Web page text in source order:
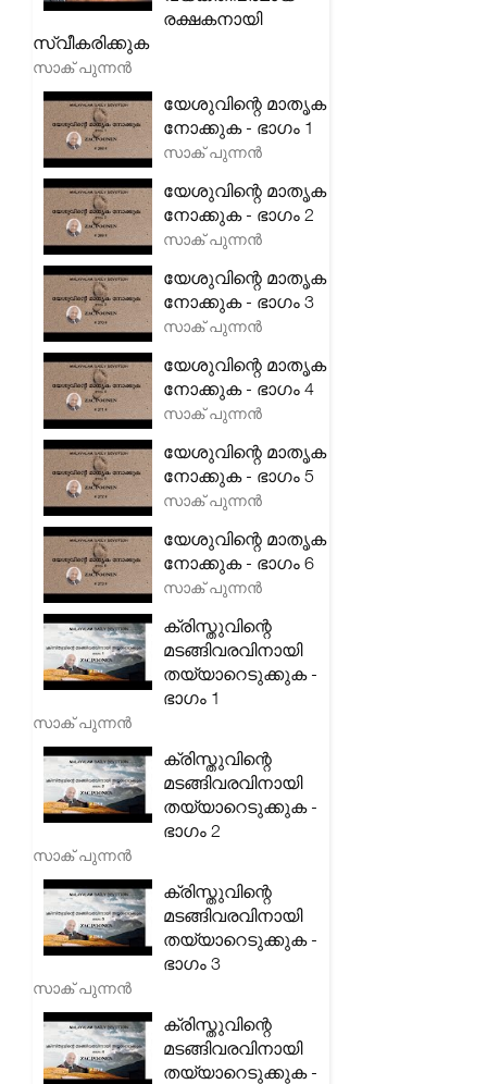
രക്ഷകനായി
സ്വീകരിക്കുക
സാക് പുന്നൻ
യേശുവിന്റെ മാതൃക
നോക്കുക - ഭാഗം 1
സാക് പുന്നൻ
യേശുവിന്റെ മാതൃക
നോക്കുക - ഭാഗം 2
സാക് പുന്നൻ
യേശുവിന്റെ മാതൃക
നോക്കുക - ഭാഗം 3
സാക് പുന്നൻ
യേശുവിന്റെ മാതൃക
നോക്കുക - ഭാഗം 4
സാക് പുന്നൻ
യേശുവിന്റെ മാതൃക
നോക്കുക - ഭാഗം 5
സാക് പുന്നൻ
യേശുവിന്റെ മാതൃക
നോക്കുക - ഭാഗം 6
സാക് പുന്നൻ
ക്രിസ്തുവിന്റെ
മടങ്ങിവരവിനായി
തയ്യാറെടുക്കുക -
ഭാഗം 1
സാക് പുന്നൻ
ക്രിസ്തുവിന്റെ
മടങ്ങിവരവിനായി
തയ്യാറെടുക്കുക -
ഭാഗം 2
സാക് പുന്നൻ
ക്രിസ്തുവിന്റെ
മടങ്ങിവരവിനായി
തയ്യാറെടുക്കുക -
ഭാഗം 3
സാക് പുന്നൻ
ക്രിസ്തുവിന്റെ
മടങ്ങിവരവിനായി
തയ്യാറെടുക്കുക -